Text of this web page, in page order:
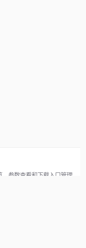
参数查看和下载入口管理。